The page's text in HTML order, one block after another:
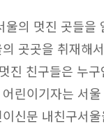
울의 멋진 곳들을
곳곳을 취재해
진 친구들은 누
린이기자는 서
신문 내친구서